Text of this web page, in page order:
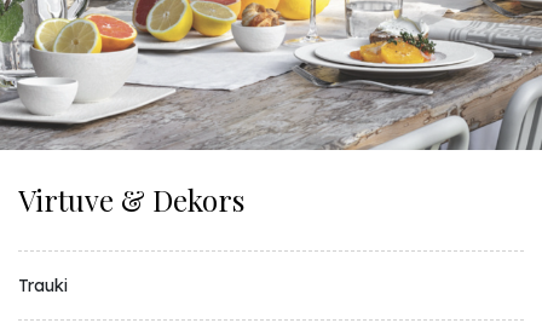
Virtuve & Dekors
Trauki